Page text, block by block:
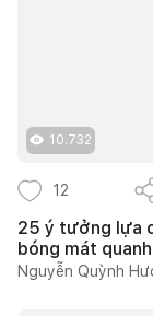
10.732
12
25 ý tưởng lựa
bóng mát
Nguyễn Quỳnh